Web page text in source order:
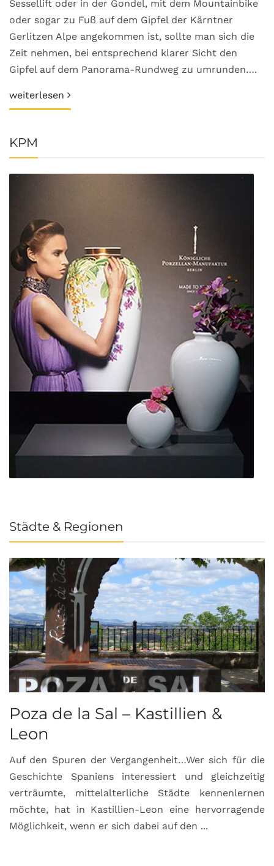
Sessellift oder in der Gondel, mit dem Mountainbike
oder sogar zu Fuß auf dem Gipfel der Kärntner
Gerlitzen Alpe angekommen ist, sollte man sich die
Zeit nehmen, bei entsprechend klarer Sicht den
Gipfel auf dem Panorama-Rundweg zu umrunden….
weiterlesen
KPM
Städte & Regionen
Poza de la Sal – Kastillien &
Leon
Auf den Spuren der Vergangenheit…Wer sich für die
Geschichte Spaniens interessiert und gleichzeitig
verträumte, mittelalterliche Städte kennenlernen
möchte, hat in Kastillien-Leon eine hervorragende
Möglichkeit, wenn er sich dabei auf den ...